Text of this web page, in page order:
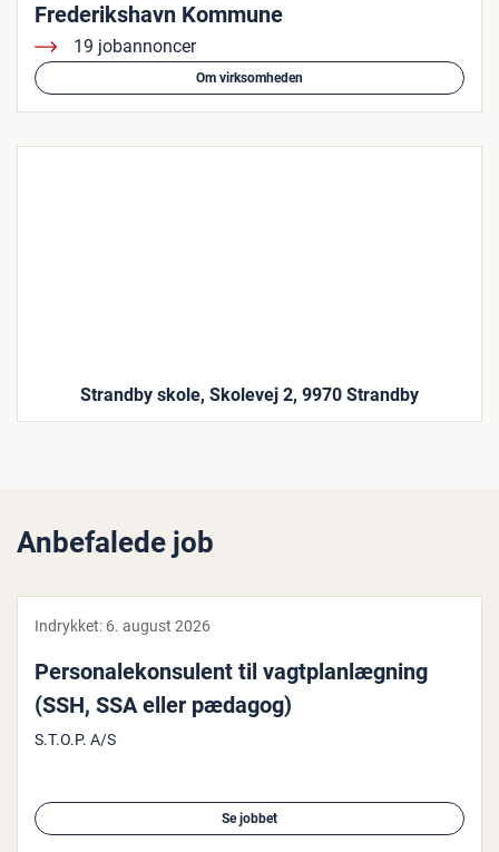
Frederikshavn Kommune
19 jobannoncer
Om virksomheden
Strandby skole, Skolevej 2, 9970 Strandby
Anbefalede job
Indrykket: 6. august 2026
Per­so­na­le­kon­su­lent til vagt­plan­læg­ning
(SSH, SSA eller pædagog)
S.T.O.P. A/S
Se jobbet